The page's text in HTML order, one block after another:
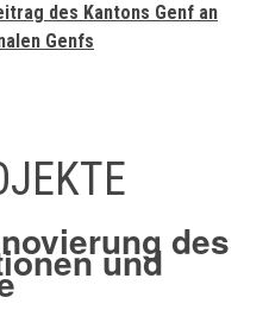
des Kantons Genf an
Genfs
des
und